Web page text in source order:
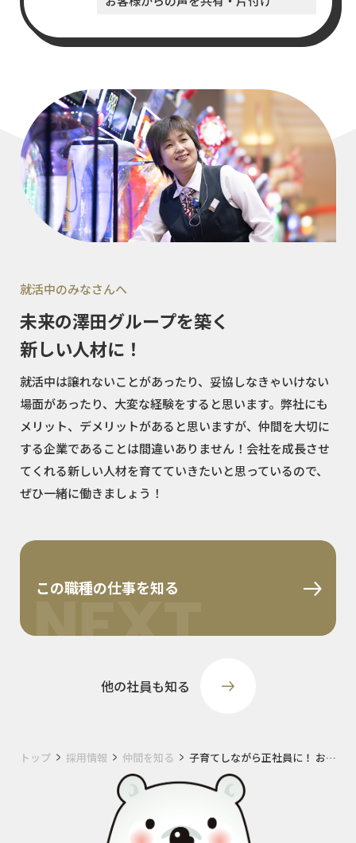
就活中のみなさんへ
未来の澤田グループを築く
新しい人材に！
就活中は譲れないことがあったり、妥協しなきゃいけない
場面があったり、大変な経験をすると思います。弊社にも
メリット、デメリットがあると思いますが、仲間を大切に
する企業であることは間違いありません！会社を成長させ
てくれる新しい人材を育てていきたいと思っているので、
ぜひ一緒に働きましょう！
この職種の仕事を知る
NEXT
他の社員も知る
トップ 採用情報 仲間を知る 子育てしながら正社員に！ お客様との会話が楽しい